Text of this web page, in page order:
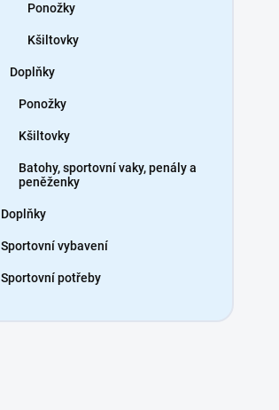
Ponožky
Kšiltovky
Doplňky
Ponožky
Kšiltovky
Batohy, sportovní vaky, penály a
peněženky
Doplňky
Sportovní vybavení
Sportovní potřeby